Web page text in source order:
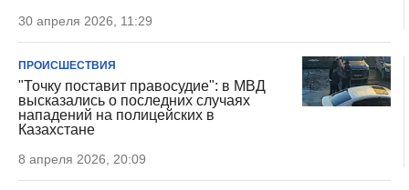
30 апреля 2026, 11:29
ПРОИСШЕСТВИЯ
"Точку поставит правосудие": в МВД
высказались о последних случаях
нападений на полицейских в
Казахстане
8 апреля 2026, 20:09